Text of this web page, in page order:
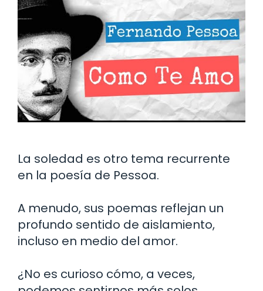
La soledad es otro tema recurrente
en la poesía de Pessoa.
A menudo, sus poemas reflejan un
profundo sentido de aislamiento,
incluso en medio del amor.
¿No es curioso cómo, a veces,